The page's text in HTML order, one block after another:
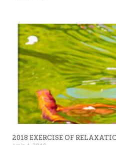
2018 EXERCISE OF